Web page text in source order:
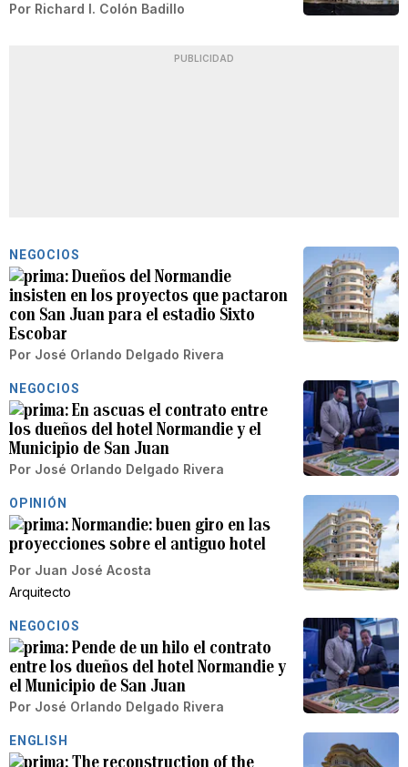
Por Richard I. Colón Badillo
PUBLICIDAD
NEGOCIOS
Dueños del Normandie
insisten en los proyectos que pactaron
con San Juan para el estadio Sixto
Escobar
Por José Orlando Delgado Rivera
NEGOCIOS
En ascuas el contrato entre
los dueños del hotel Normandie y el
Municipio de San Juan
Por José Orlando Delgado Rivera
OPINIÓN
Normandie: buen giro en las
proyecciones sobre el antiguo hotel
Por Juan José Acosta
Arquitecto
NEGOCIOS
Pende de un hilo el contrato
entre los dueños del hotel Normandie y
el Municipio de San Juan
Por José Orlando Delgado Rivera
ENGLISH
The reconstruction of the